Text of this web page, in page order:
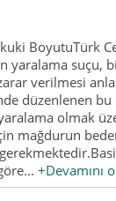
BoyutuTürk
yaralama suçu,
verilmesi
düzenlenen
olmak
mağdurun
+Devamını